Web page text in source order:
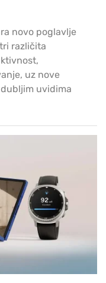
novo poglavlje
različita
uz nove
uvidima